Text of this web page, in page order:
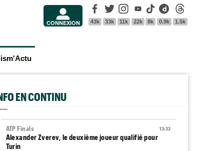
CONNEXION
Facebook
43k
Twitter
33k
Instagram
11k
Youtube
22k
Tik Tok
8k
Dailymotion
0.9k 1.5k
EN CONTINU
13:33
ATP Finals
Alexander Zverev, le deuxième joueur qualifié pour
Turin